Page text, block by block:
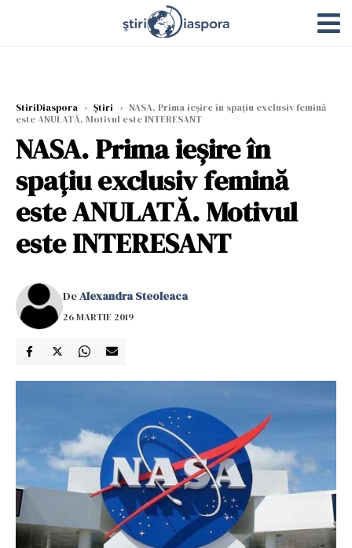
StiriDiaspora › Știri › NASA. Prima ieșire în spațiu exclusiv femină
este ANULATĂ. Motivul este INTERESANT
NASA. Prima ieșire în
spațiu exclusiv femină
este ANULATĂ. Motivul
este INTERESANT
DeAlexandra Steoleaca
26 MARTIE 2019